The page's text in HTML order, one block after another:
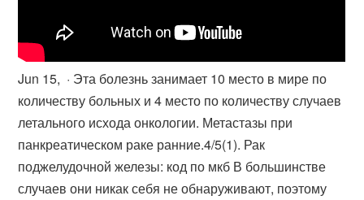
Jun 15, · Эта болезнь занимает 10 место в мире по
количеству больных и 4 место по количеству случаев
летального исхода онкологии. Метастазы при
панкреатическом раке ранние.4/5(1). Рак
поджелудочной железы: код по мкб В большинстве
случаев они никак себя не обнаруживают, поэтому